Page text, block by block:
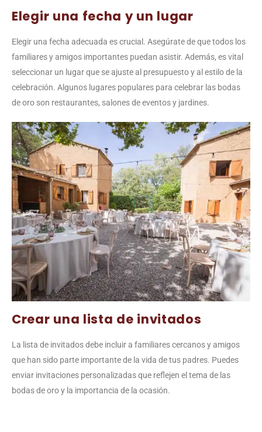
Elegir una fecha y un lugar
Elegir una fecha adecuada es crucial. Asegúrate de que todos los
familiares y amigos importantes puedan asistir. Además, es vital
seleccionar un lugar que se ajuste al presupuesto y al estilo de la
celebración. Algunos lugares populares para celebrar las bodas
de oro son restaurantes, salones de eventos y jardines.
Crear una lista de invitados
La lista de invitados debe incluir a familiares cercanos y amigos
que han sido parte importante de la vida de tus padres. Puedes
enviar invitaciones personalizadas que reflejen el tema de las
bodas de oro y la importancia de la ocasión.